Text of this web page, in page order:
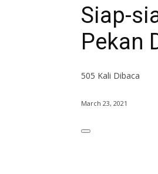
Siap-
Pekan
505 Kali Dibaca
March 23, 2021